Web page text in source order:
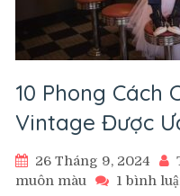
10 Phong Cách
Vintage Được
26 Tháng 9, 2024
muôn màu
1 bình